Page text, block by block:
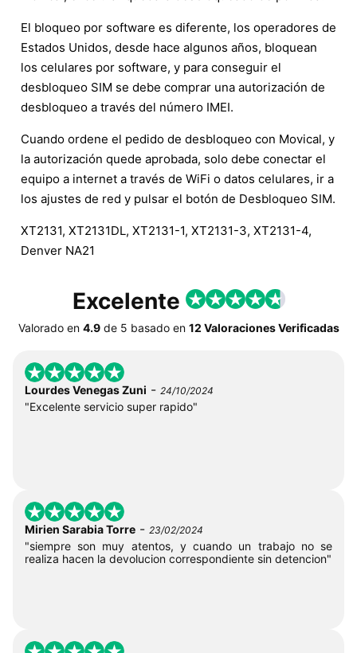
El bloqueo por software es diferente, los operadores de
Estados Unidos, desde hace algunos años, bloquean
los celulares por software, y para conseguir el
desbloqueo SIM se debe comprar una autorización de
desbloqueo a través del número IMEI.
Cuando ordene el pedido de desbloqueo con Movical, y
la autorización quede aprobada, solo debe conectar el
equipo a internet a través de WiFi o datos celulares, ir a
los ajustes de red y pulsar el botón de Desbloqueo SIM.
XT2131, XT2131DL, XT2131-1, XT2131-3, XT2131-4,
Denver NA21
Excelente
Valorado en 4.9de 5 basado en 12 Valoraciones Verificadas
Lourdes Venegas Zuni - 24/10/2024
"Excelente servicio super rapido"
Mirien Sarabia Torre - 23/02/2024
"siempre son muy atentos, y cuando un trabajo no se
realiza hacen la devolucion correspondiente sin detencion"